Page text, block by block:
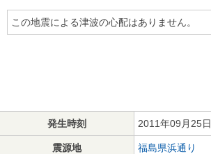
この地震による津波の心配はありません。
発生時刻 2011年09月25
震源地 福島県浜通り